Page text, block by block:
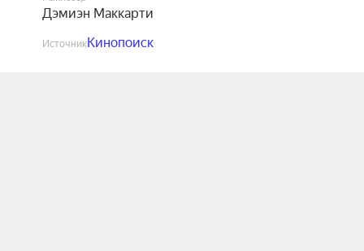
Дэмиэн Маккарти
ИсточникКинопоиск